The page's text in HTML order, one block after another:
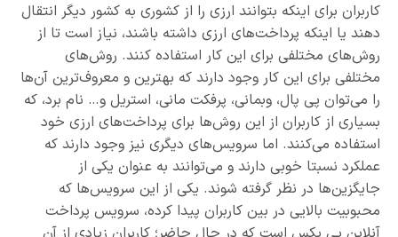
کاربران برای اینکه بتوانند ارزی را از کشوری به کشور دیگر انتقال
دهند یا اینکه پرداخت‌های ارزی داشته باشند، نیاز است تا از
روش‌های مختلفی برای این کار استفاده کنند. روش‌های
مختلفی برای این کار وجود دارند که بهترین و معروف‌ترین آن‌ها
را می‌توان پی پال، وبمانی، پرفکت مانی، استریل و… نام برد، که
بسیاری از کاربران از این روش‌ها برای پرداخت‌های ارزی خود
استفاده می‌کنند. اما سرویس‌های دیگری نیز وجود دارند که
عملکرد نسبتا خوبی دارند و می‌توانند به عنوان یکی از
جایگزین‌ها در نظر گرفته شوند. یکی از این سرویس‌ها که
محبوبیت بالایی در بین کاربران پیدا کرده، سرویس پرداخت